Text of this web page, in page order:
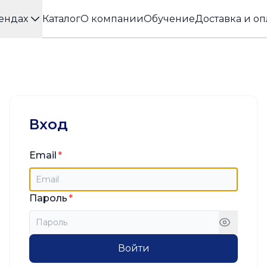
КаталогО компанииОбучениеДоставка и
Вход
Email
Пароль
Войти